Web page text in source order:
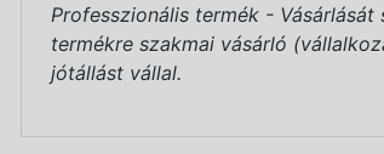
Professzionális termék -
termékre szakmai vásárló
jótállást vállal.